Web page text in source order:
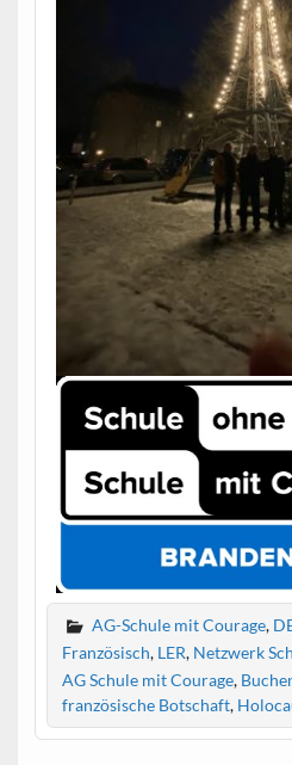
AG-Schule mit Courage,
Französisch, LER, Netzwerk
AG Schule mit Courage,
französische Botschaft,